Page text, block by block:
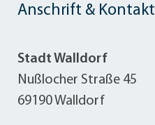
Anschrift & Kontakt
Stadt Walldorf
Nußlocher Straße 45
69190 Walldorf